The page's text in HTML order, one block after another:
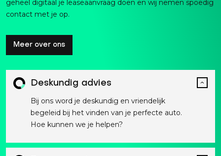
geheel digitaal je leaseaanvraag doen en wij nemen spoedig
contact met je op.
Meer over ons
Deskundig advies
Bij ons word je deskundig en vriendelijk
begeleid bij het vinden van je perfecte auto.
Hoe kunnen we je helpen?